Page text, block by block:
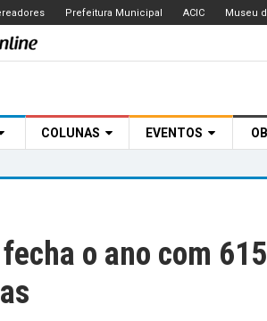
Prefeitura Municipal ACIC Museu
COLUNAS EVENTOS
o ano com